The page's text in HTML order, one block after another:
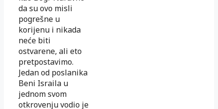
da su ovo misli
pogrešne u
korijenu i nikada
neće biti
ostvarene, ali eto
pretpostavimo.
Jedan od poslanika
Beni Israila u
jednom svom
otkrovenju vodio je